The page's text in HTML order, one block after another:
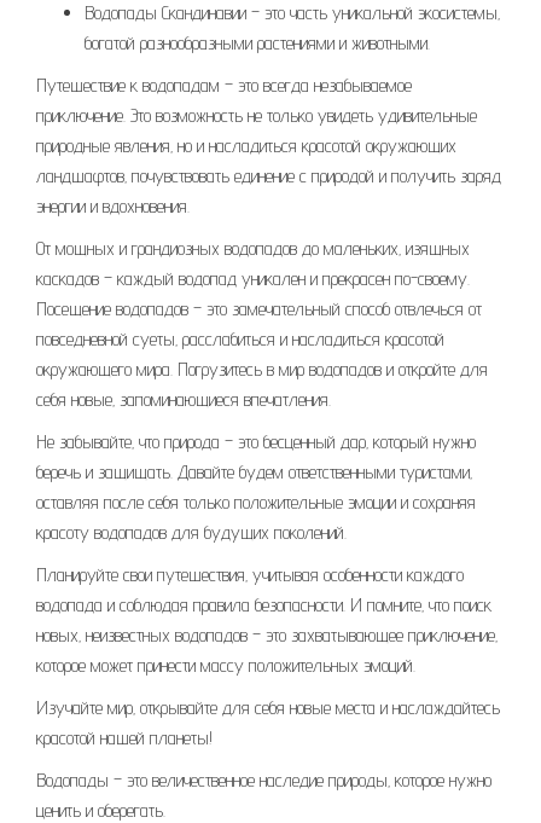
Водопады Скандинавии – это часть уникальной экосистемы‚
богатой разнообразными растениями и животными.
Путешествие к водопадам – это всегда незабываемое
приключение. Это возможность не только увидеть удивительные
природные явления‚ но и насладиться красотой окружающих
ландшафтов‚ почувствовать единение с природой и получить заряд
энергии и вдохновения.
От мощных и грандиозных водопадов до маленьких‚ изящных
каскадов – каждый водопад уникален и прекрасен по-своему.
Посещение водопадов – это замечательный способ отвлечься от
повседневной суеты‚ расслабиться и насладиться красотой
окружающего мира. Погрузитесь в мир водопадов и откройте для
себя новые‚ запоминающиеся впечатления.
Не забывайте‚ что природа – это бесценный дар‚ который нужно
беречь и защищать. Давайте будем ответственными туристами‚
оставляя после себя только положительные эмоции и сохраняя
красоту водопадов для будущих поколений.
Планируйте свои путешествия‚ учитывая особенности каждого
водопада и соблюдая правила безопасности. И помните‚ что поиск
новых‚ неизвестных водопадов – это захватывающее приключение‚
которое может принести массу положительных эмоций.
Изучайте мир‚ открывайте для себя новые места и наслаждайтесь
красотой нашей планеты!
Водопады – это величественное наследие природы‚ которое нужно
ценить и оберегать.